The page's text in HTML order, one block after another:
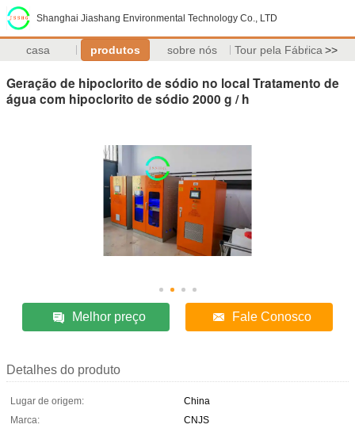
Shanghai Jiashang Environmental Technology Co., LTD
casa produtos sobre nós Tour pela Fábrica >>
Geração de hipoclorito de sódio no local Tratamento de
água com hipoclorito de sódio 2000 g / h
Melhor preço Fale Conosco
Detalhes do produto
Lugar de origem:
China
Marca:
CNJS